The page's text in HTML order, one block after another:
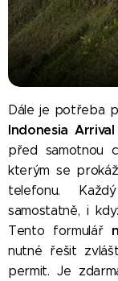
Dále je potřeba
Indonesia
před samotnou
kterým se
telefonu.
samostatně, i
Tento formulář
nutné řešit
permit. Je